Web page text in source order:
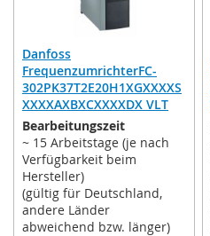
Danfoss
FrequenzumrichterFC-
302PK37T2E20H1XGXXXXS
XXXXAXBXCXXXXDX VLT
Bearbeitungszeit
~ 15 Arbeitstage (je nach
Verfügbarkeit beim
Hersteller)
(gültig für Deutschland,
andere Länder
abweichend bzw. länger)